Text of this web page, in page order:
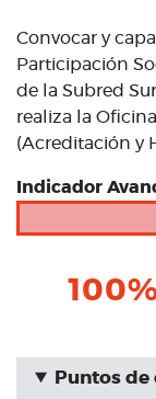
Convocar y
Participación
de la Subred
realiza la
(Acreditación y
Indicador
Puntos de